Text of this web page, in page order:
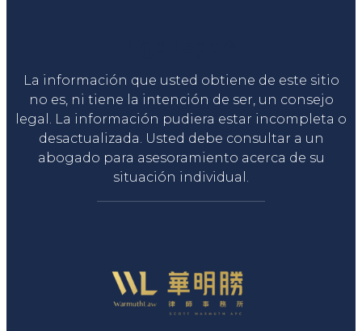
La información que usted obtiene de este sitio
no es, ni tiene la intención de ser, un consejo
legal. La información pudiera estar incompleta o
desactualizada. Usted debe consultar a un
abogado para asesoramiento acerca de su
situación individual.